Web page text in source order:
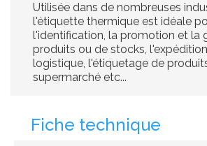
Utilisée dans de nombreuses
l'étiquette thermique est idéale
l'identification, la promotion et la
produits ou de stocks,
logistique, l'étiquetage de
supermarché etc...
Fiche technique